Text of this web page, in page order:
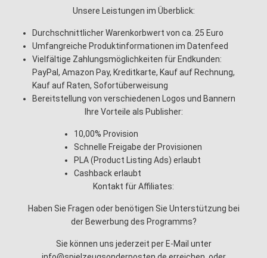
Unsere Leistungen im Überblick:
Durchschnittlicher Warenkorbwert von ca. 25 Euro
Umfangreiche Produktinformationen im Datenfeed
Vielfältige Zahlungsmöglichkeiten für Endkunden:
PayPal, Amazon Pay, Kreditkarte, Kauf auf Rechnung,
Kauf auf Raten, Sofortüberweisung
Bereitstellung von verschiedenen Logos und Bannern
Ihre Vorteile als Publisher:
10,00% Provision
Schnelle Freigabe der Provisionen
PLA (Product Listing Ads) erlaubt
Cashback erlaubt
Kontakt für Affiliates:
Haben Sie Fragen oder benötigen Sie Unterstützung bei
der Bewerbung des Programms?
Sie können uns jederzeit per E-Mail unter